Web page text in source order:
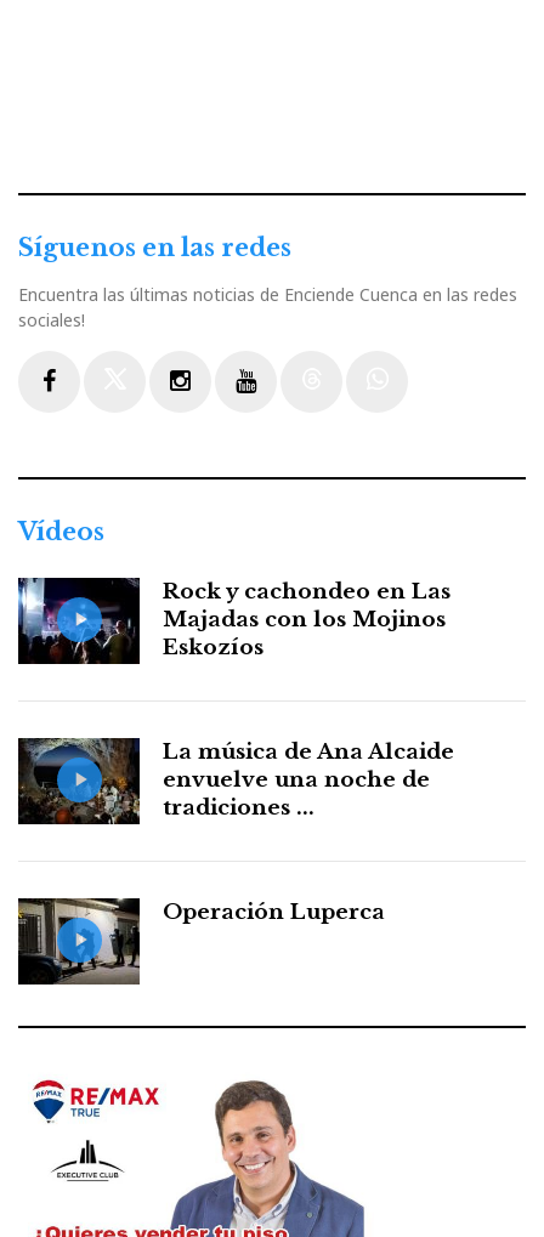
Síguenos en las redes
Encuentra las últimas noticias de Enciende Cuenca en las redes
sociales!
Vídeos
Rock y cachondeo en Las
Majadas con los Mojinos
Eskozíos
La música de Ana Alcaide
envuelve una noche de
tradiciones ...
Operación Luperca